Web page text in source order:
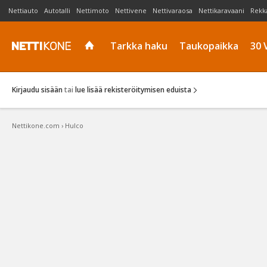
Nettiauto Autotalli Nettimoto Nettivene Nettivaraosa Nettikaravaani
Tarkka haku Taukopaikka 30
Kirjaudu sisään tai lue lisää rekisteröitymisen eduista
Nettikone.com › Hulco